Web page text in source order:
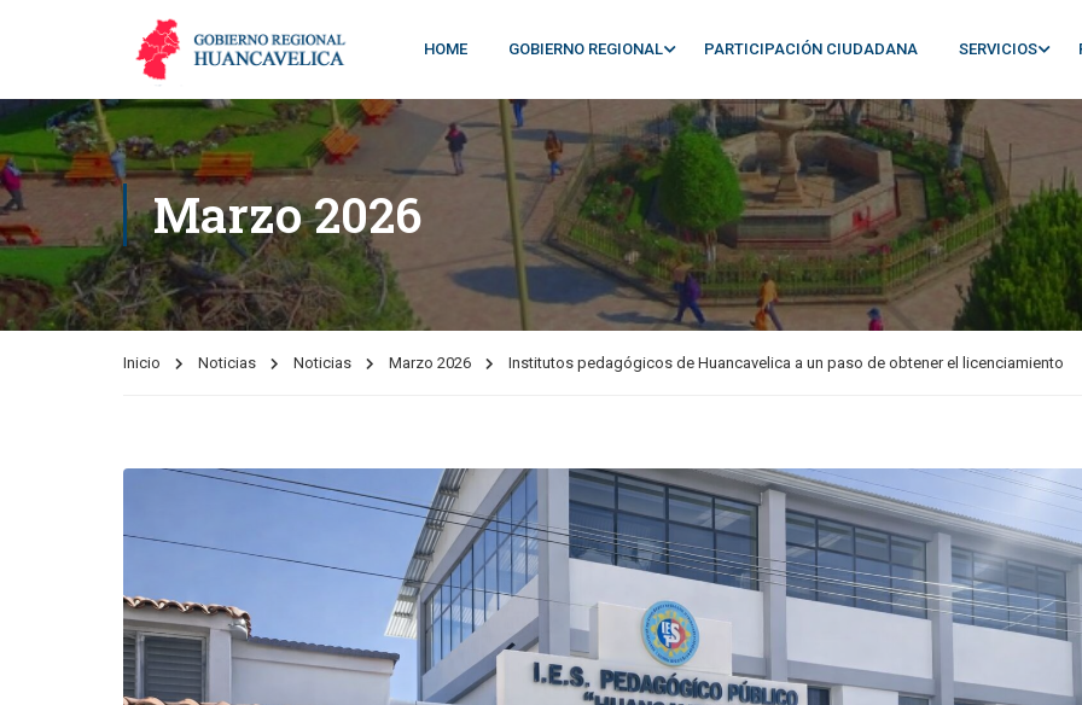
HOME GOBIERNO REGIONAL PARTICIPACIÓN CIUDADANA SERVICIOS
Marzo 2026
Inicio Noticias Noticias Marzo 2026 Institutos pedagógicos de Huancavelica a un paso de obtener el licenciamiento